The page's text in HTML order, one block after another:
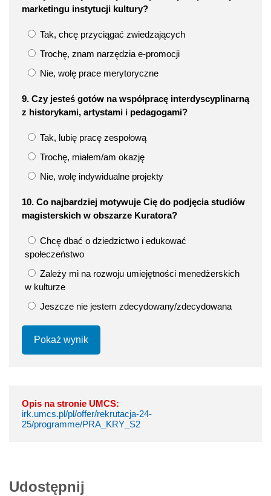
marketingu instytucji kultury?
Tak, chcę przyciągać zwiedzających
Trochę, znam narzędzia e-promocji
Nie, wolę prace merytoryczne
9. Czy jesteś gotów na współpracę interdyscyplinarną
z historykami, artystami i pedagogami?
Tak, lubię pracę zespołową
Trochę, miałem/am okazję
Nie, wolę indywidualne projekty
10. Co najbardziej motywuje Cię do podjęcia studiów
magisterskich w obszarze Kuratora?
Chcę dbać o dziedzictwo i edukować
społeczeństwo
Zależy mi na rozwoju umiejętności menedżerskich
w kulturze
Jeszcze nie jestem zdecydowany/zdecydowana
Pokaż wynik
Opis na stronie UMCS:
irk.umcs.pl/pl/offer/rekrutacja-24-
25/programme/PRA_KRY_S2
Udostępnij